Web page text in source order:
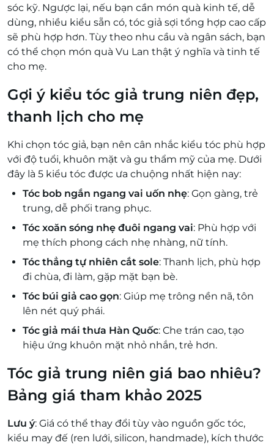
sóc kỹ. Ngược lại, nếu bạn cần món quà kinh tế, dễ
dùng, nhiều kiểu sẵn có, tóc giả sợi tổng hợp cao cấp
sẽ phù hợp hơn. Tùy theo nhu cầu và ngân sách, bạn
có thể chọn món quà Vu Lan thật ý nghĩa và tinh tế
cho mẹ.
Gợi ý kiểu tóc giả trung niên đẹp,
thanh lịch cho mẹ
Khi chọn tóc giả, bạn nên cân nhắc kiểu tóc phù hợp
với độ tuổi, khuôn mặt và gu thẩm mỹ của mẹ. Dưới
đây là 5 kiểu tóc được ưa chuộng nhất hiện nay:
Tóc bob ngắn ngang vai uốn nhẹ: Gọn gàng, trẻ
trung, dễ phối trang phục.
Tóc xoăn sóng nhẹ đuôi ngang vai: Phù hợp với
mẹ thích phong cách nhẹ nhàng, nữ tính.
Tóc thẳng tự nhiên cắt sole: Thanh lịch, phù hợp
đi chùa, đi làm, gặp mặt bạn bè.
Tóc búi giả cao gọn: Giúp mẹ trông nền nã, tôn
lên nét quý phái.
Tóc giả mái thưa Hàn Quốc: Che trán cao, tạo
hiệu ứng khuôn mặt nhỏ nhắn, trẻ hơn.
Tóc giả trung niên giá bao nhiêu?
Bảng giá tham khảo 2025
Lưu ý: Giá có thể thay đổi tùy vào nguồn gốc tóc,
kiểu may đế (ren lưới, silicon, handmade), kích thước